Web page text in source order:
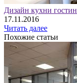
Дизайн кухни
17.11.2016
Читать далее
Похожие статьи